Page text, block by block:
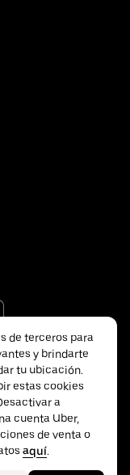
de terceros para
y brindarte
tu ubicación.
estas cookies
a
cuenta Uber,
de venta o
aquí.